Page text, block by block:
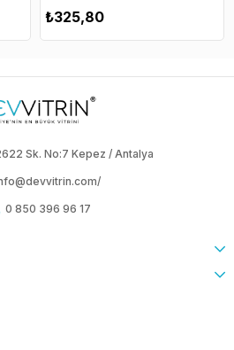
₺325,80
Sk. No:7 Kepez / Antalya
/
0 850 396 96 17